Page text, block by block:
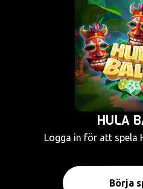
HULA
Logga in för att spela
Börja